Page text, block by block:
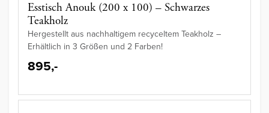
Esstisch Anouk (200 x 100) – Schwarzes
Teakholz
Hergestellt aus nachhaltigem recyceltem Teakholz –
Erhältlich in 3 Größen und 2 Farben!
895,-